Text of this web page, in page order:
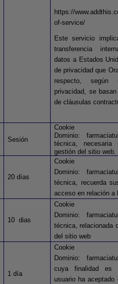
https://
of-service/
Este servicio
transferencia
datos a Estados
de privacidad que
respecto,
privacidad, se
de cláusulas
Sesión
Cookie
Dominio:
técnica, necesaria
gestión del sitio web.
20 días
Cookie
Dominio:
técnica, recuerda
acceso en relación a
10 dias
Cookie
Dominio:
técnica, relacionada
del sitio web
1 día
Cookie
Dominio:
cuya finalidad es
usuario ha